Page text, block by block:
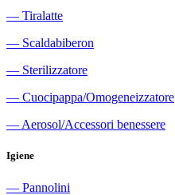
― Tiralatte
― Scaldabiberon
― Sterilizzatore
― Cuocipappa/Omogeneizzatore
― Aerosol/Accessori benessere
Igiene
― Pannolini